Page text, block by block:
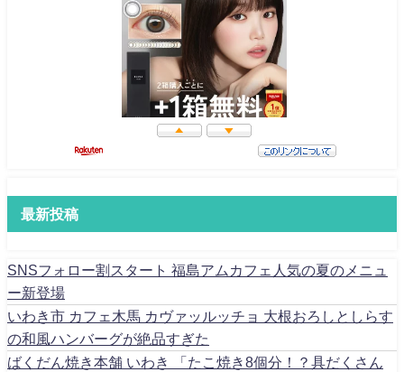
最新投稿
SNSフォロー割スタート 福島アムカフェ人気の夏のメニュ
ー新登場
いわき市 カフェ木馬 カヴァッルッチョ 大根おろしとしらす
の和風ハンバーグが絶品すぎた
ばくだん焼き本舗 いわき 「たこ焼き8個分！？具だくさん